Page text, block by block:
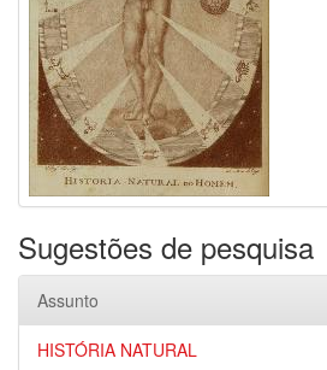
Sugestões de pesquisa
Assunto
HISTÓRIA NATURAL